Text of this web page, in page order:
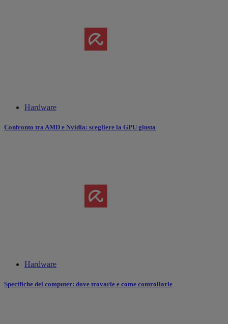
Hardware
Confronto tra AMD e Nvidia: scegliere la GPU giusta
Hardware
Specifiche del computer: dove trovarle e come controllarle